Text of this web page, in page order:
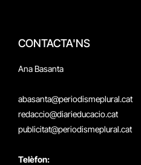
CONTACTA'NS
Ana Basanta
abasanta@periodismeplural.cat
redaccio@diarieducacio.cat
publicitat@periodismeplural.cat
Telèfon: